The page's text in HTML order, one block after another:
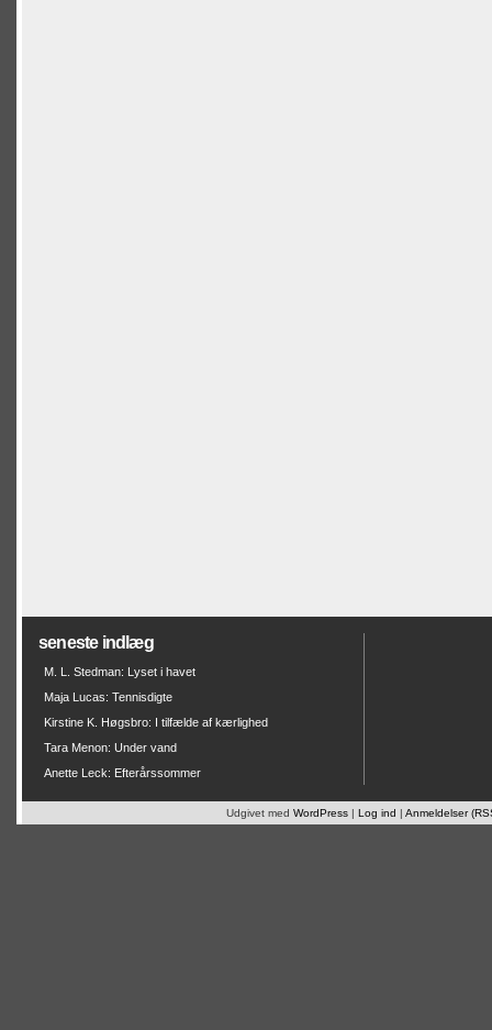
seneste indlæg
M. L. Stedman: Lyset i havet
Maja Lucas: Tennisdigte
Kirstine K. Høgsbro: I tilfælde af kærlighed
Tara Menon: Under vand
Anette Leck: Efterårssommer
Udgivet med WordPress | Log ind | Anmeldelser